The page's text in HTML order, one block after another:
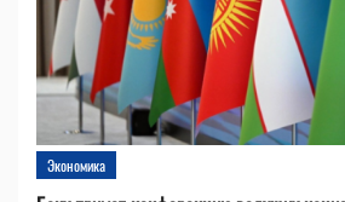
Экономика